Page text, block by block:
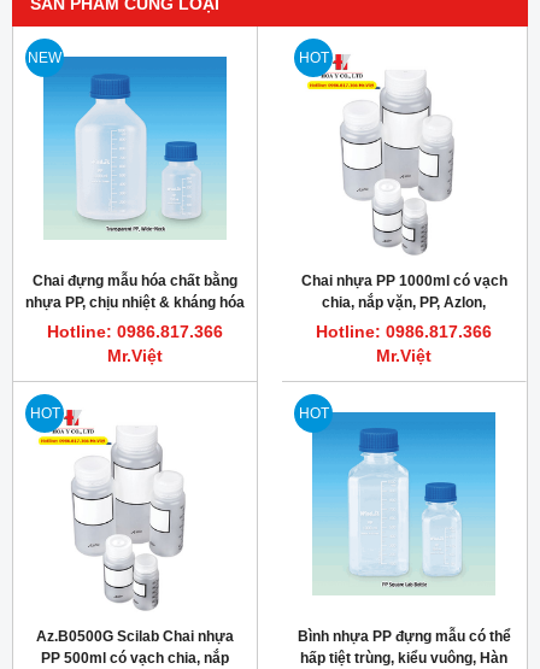
SẢN PHẨM CÙNG LOẠI
NEW
Chai đựng mẫu hóa chất bằng
nhựa PP, chịu nhiệt & kháng hóa
chất ăn mòn tốt 100~5,000ml
Hotline: 0986.817.366
Mr.Việt
HOT
Chai nhựa PP 1000ml có vạch
chia, nắp vặn, PP, Azlon,
Az.B1000G
Hotline: 0986.817.366
Mr.Việt
HOT
Az.B0500G Scilab Chai nhựa
PP 500ml có vạch chia, nắp
HOT
Bình nhựa PP đựng mẫu có thể
hấp tiệt trùng, kiểu vuông, Hàn